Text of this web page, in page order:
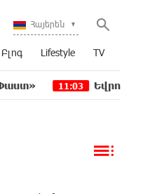
Հայերեն
Բլոգ Lifestyle TV
11:03 Եվրոպական երազանք